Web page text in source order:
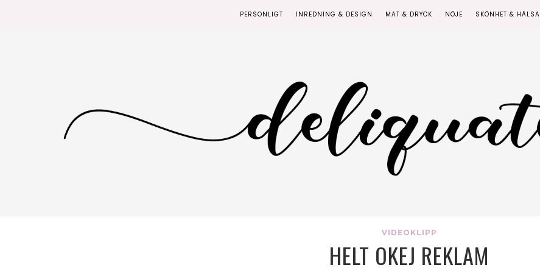
PERSONLIGT INREDNING & DESIGN MAT & DRYCK NÖJE SKÖNHET & HÄLSA
VIDEOKLIPP
HELT OKEJ REKLAM